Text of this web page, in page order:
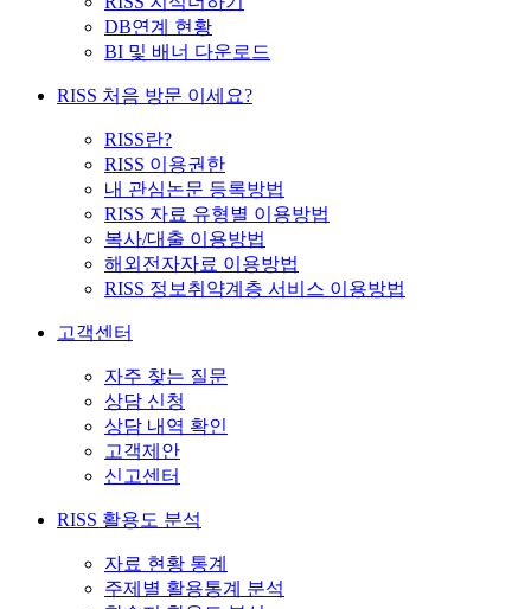
DB연계 현황
BI 및 배너 다운로드
RISS 처음 방문 이세요?
RISS란?
RISS 이용권한
내 관심논문 등록방법
RISS 자료 유형별 이용방법
복사/대출 이용방법
해외전자자료 이용방법
RISS 정보취약계층 서비스 이용방법
고객센터
자주 찾는 질문
상담 신청
상담 내역 확인
고객제안
신고센터
RISS 활용도 분석
자료 현황 통계
주제별 활용통계 분석